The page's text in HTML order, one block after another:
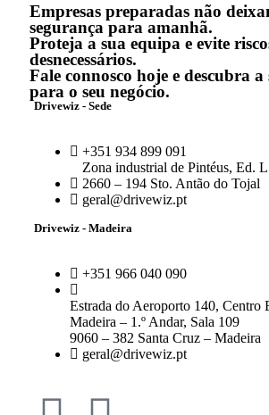
Empresas preparadas não
segurança para amanhã.
Proteja a sua equipa e evite
desnecessários.
Fale connosco hoje e descubra
para o seu negócio.
Drivewiz - Sede
+351 934 899 091
Zona industrial de Pintéus, Ed. L
2660 – 194 Sto. Antão do Tojal
geral@drivewiz.pt
Drivewiz - Madeira
+351 966 040 090
Estrada do Aeroporto 140, Centro
Madeira – 1.º Andar, Sala 109
9060 – 382 Santa Cruz – Madeira
geral@drivewiz.pt